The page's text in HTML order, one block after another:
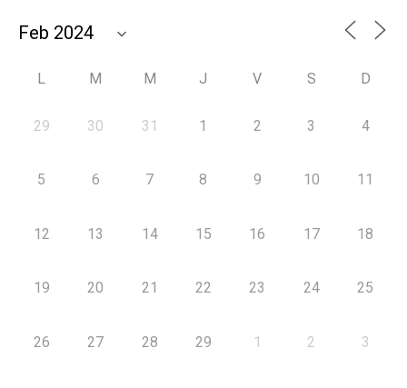
L M M J V S D
29 30 31 1 2 3 4
5 6 7 8 9 10 11
12 13 14 15 16 17 18
19 20 21 22 23 24 25
26 27 28 29 1 2 3